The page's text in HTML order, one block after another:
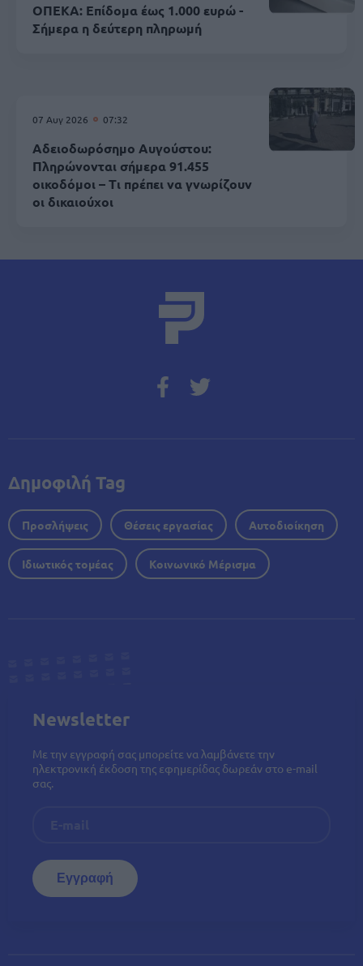
ΟΠΕΚΑ: Επίδομα έως 1.000 ευρώ -
Σήμερα η δεύτερη πληρωμή
07 Αυγ 2026 07:32
Αδειοδωρόσημο Αυγούστου:
Πληρώνονται σήμερα 91.455
οικοδόμοι – Τι πρέπει να γνωρίζουν
οι δικαιούχοι
Δημοφιλή Tag
Προσλήψεις Θέσεις εργασίας Αυτοδιοίκηση
Ιδιωτικός τομέας Κοινωνικό Μέρισμα
Newsletter
Με την εγγραφή σας μπορείτε να λαμβάνετε την
ηλεκτρονική έκδοση της εφημερίδας δωρεάν στο e-mail
σας.